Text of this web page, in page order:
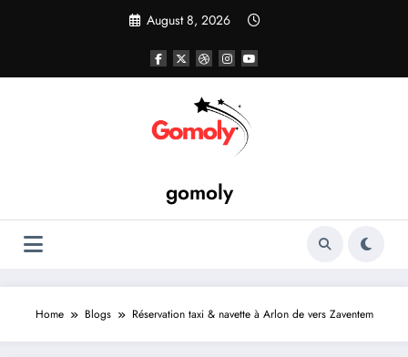
August 8, 2026
gomoly
Home Blogs Réservation taxi & navette à Arlon de vers Zaventem